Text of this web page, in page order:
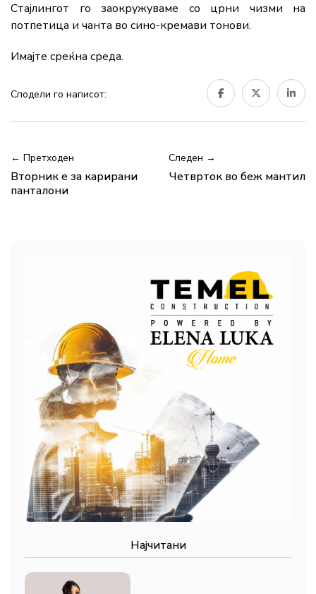
Стајлингот го заокружуваме со црни чизми на
потпетица и чанта во сино-кремави тонови.
Имајте среќна среда.
Сподели го написот:
← Претходен
Вторник е за карирани
панталони
Следен →
Четврток во беж мантил
Најчитани